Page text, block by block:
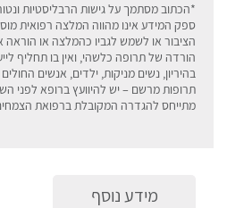
*הכתוב מסתמך על גישות הרבליסטיות
ספק המידע אינו מהווה המלצה רפואית
הציבור או לשמש לגביו כהמלצה או הוראה
הורדה של תרופה כלשהי, ואין בו תחליף
בהיריון, נשים מניקות, ילדים, אנשים
תרופות מרשם – יש להיוועץ ברופא לפני
מתייחס להגדרה המקובלת ברפואת
מידע נוסף